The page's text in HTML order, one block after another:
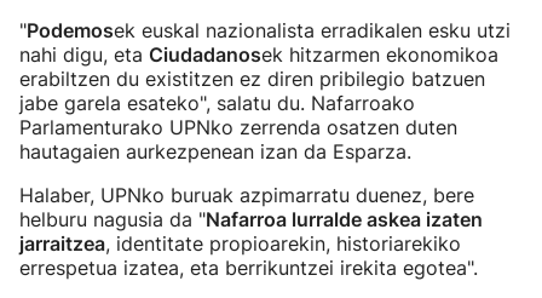
"Podemosek euskal nazionalista erradikalen esku utzi
nahi digu, eta Ciudadanosek hitzarmen ekonomikoa
erabiltzen du existitzen ez diren pribilegio batzuen
jabe garela esateko", salatu du. Nafarroako
Parlamenturako UPNko zerrenda osatzen duten
hautagaien aurkezpenean izan da Esparza.
Halaber, UPNko buruak azpimarratu duenez, bere
helburu nagusia da "Nafarroa lurralde askea izaten
jarraitzea, identitate propioarekin, historiarekiko
errespetua izatea, eta berrikuntzei irekita egotea".